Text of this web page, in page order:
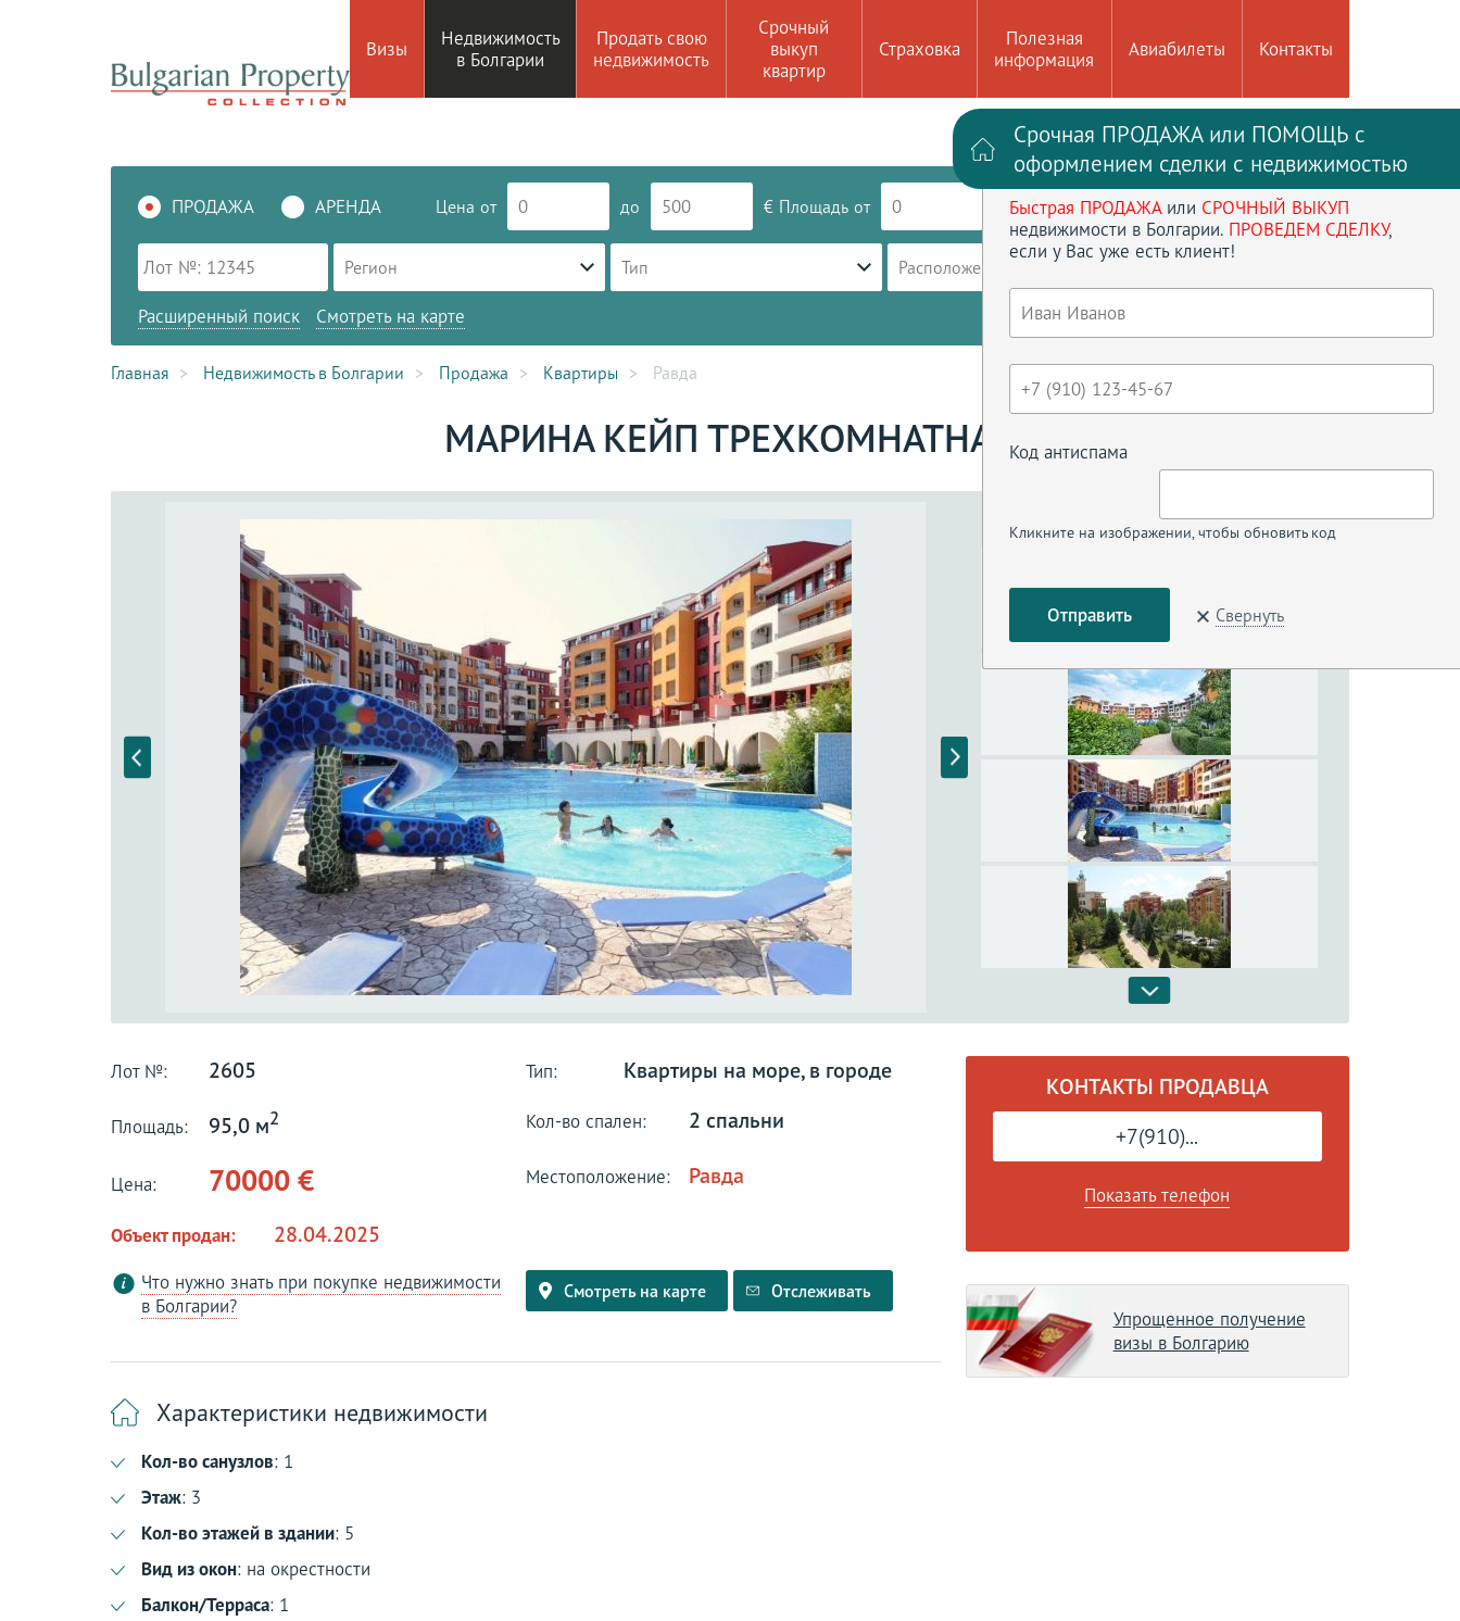
Визы
Недвижимость
в Болгарии
Продать свою
недвижимость
Срочный
выкуп
квартир
Страховка
Полезная
информация
Авиабилеты Контакты
Войти на сайт Регистрация
ПРОДАЖА АРЕНДА Цена от до € Площадь от до кв.м
Регион Тип Расположение Кол-во спален
Расширенный поиск Смотреть на карте
Главная Недвижимость в Болгарии Продажа Квартиры Равда
МАРИНА КЕЙП ТРЕХКОМНАТНАЯ
Лот №: 2605 Тип: Квартиры на море, в городе
Площадь: 95,0 м2 Кол-во спален: 2 спальни
Цена: 70000 € Местоположение: Равда
Объект продан: 28.04.2025
Что нужно знать при покупке недвижимости
в Болгарии?
Смотреть на карте Отслеживать
Характеристики недвижимости
Кол-во санузлов: 1
Этаж: 3
Кол-во этажей в здании: 5
Вид из окон: на окрестности
Балкон/Терраса: 1
КОНТАКТЫ ПРОДАВЦА
+7(910)...
Показать телефон
Упрощенное получение
визы в Болгарию
Срочная ПРОДАЖА или ПОМОЩЬ с
оформлением сделки с недвижимостью
Быстрая ПРОДАЖАили СРОЧНЫЙ ВЫКУП
недвижимости в Болгарии. ПРОВЕДЕМ СДЕЛКУ,
если у Вас уже есть клиент!
Код антиспама
Кликните на изображении, чтобы обновить код
Свернуть